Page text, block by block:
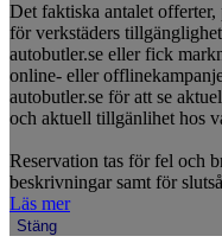
Det faktiska antalet
för verkstäders
autobutler.se eller fick
online- eller
autobutler.se för att se
och aktuell tillgänlihet hos
Reservation tas för fel och
beskrivningar samt för
Läs mer
Stäng